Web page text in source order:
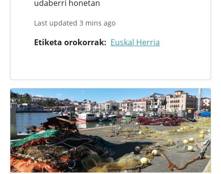
udaberri honetan
Last updated 3 mins ago
Etiketa orokorrak Euskal Herria